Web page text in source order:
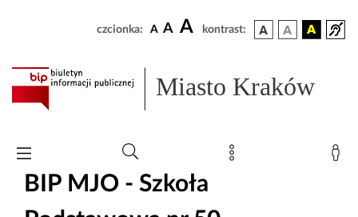
czcionka: A A A kontrast:
Miasto Kraków
BIP MJO - Szkoła